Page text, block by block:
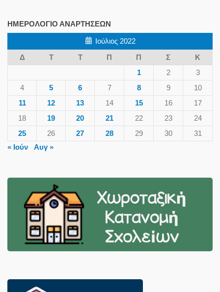
ΗΜΕΡΟΛΌΓΙΟ ΑΝΑΡΤΉΣΕΩΝ
Ιούλιος 2022
Δ
Τ Τ Π Π Σ
Κ
1
2
3
4
5 6 7 8 9
10
11
12 13 14 15 16
17
18
19 20 21 22 23
24
25
26 27 28 29 30
31
« Ιούν
Αυγ »